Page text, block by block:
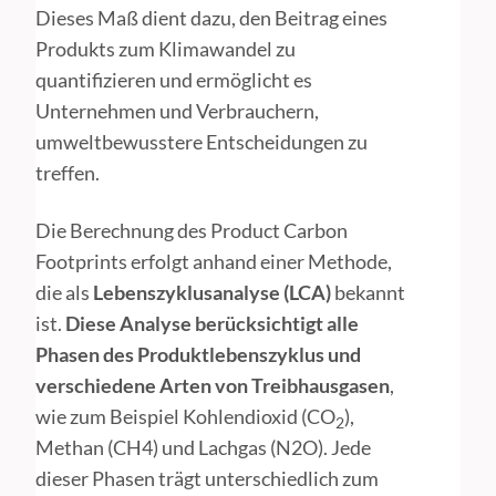
Dieses Maß dient dazu, den Beitrag eines
Produkts zum Klimawandel zu
quantifizieren und ermöglicht es
Unternehmen und Verbrauchern,
umweltbewusstere Entscheidungen zu
treffen.
Die Berechnung des Product Carbon
Footprints erfolgt anhand einer Methode,
die als Lebenszyklusanalyse (LCA)bekannt
ist. Diese Analyse berücksichtigt alle
Phasen des Produktlebenszyklus und
verschiedene Arten von Treibhausgasen,
wie zum Beispiel Kohlendioxid (CO2),
Methan (CH4) und Lachgas (N2O). Jede
dieser Phasen trägt unterschiedlich zum